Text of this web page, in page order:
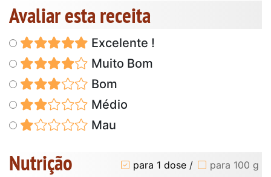
Avaliar esta receita
Excelente !
Muito Bom
Bom
Médio
Mau
Nutrição para 1 dose / para 100 g